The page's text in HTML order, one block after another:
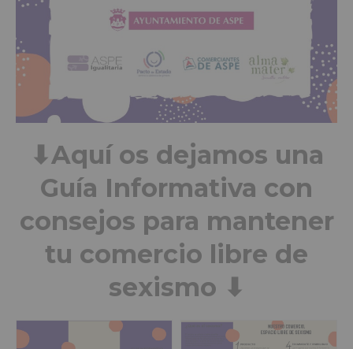
⬇Aquí os dejamos una
Guía Informativa con
consejos para mantener
tu comercio libre de
sexismo ⬇